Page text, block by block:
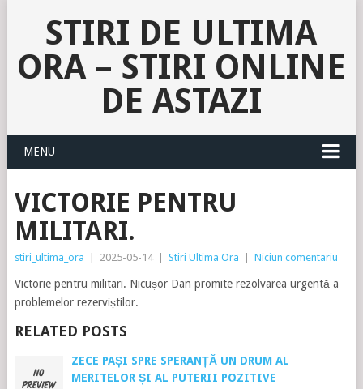
STIRI DE ULTIMA
ORA – STIRI ONLINE
DE ASTAZI
MENU
VICTORIE PENTRU
MILITARI.
stiri_ultima_ora 2025-05-14 Stiri Ultima Ora Niciun comentariu
Victorie pentru militari. Nicușor Dan promite rezolvarea urgentă a
problemelor rezerviștilor.
RELATED POSTS
ZECE PAȘI SPRE SPERANȚĂ UN DRUM AL
MERITELOR ȘI AL PUTERII POZITIVE